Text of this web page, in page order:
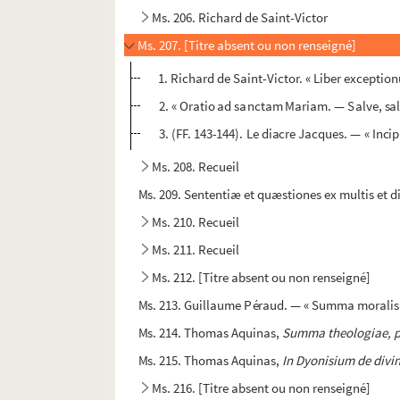
Ms. 206. Richard de Saint-Victor
Ms. 207. [Titre absent ou non renseigné]
1. Richard de Saint-Victor. « Liber
2. « Oratio ad sanctam Mariam. — Salve,
3. (FF. 143-144). Le diacre Jacques. — «
Ms. 208. Recueil
Ms. 209. Sententiæ et quæstiones ex multis
Ms. 210. Recueil
Ms. 211. Recueil
Ms. 212. [Titre absent ou non renseigné]
Ms. 213. Guillaume Péraud. — « Summa
Ms. 214. Thomas Aquinas, Summa theologiae,
Ms. 215. Thomas Aquinas, In Dyonisium de
Ms. 216. [Titre absent ou non renseigné]